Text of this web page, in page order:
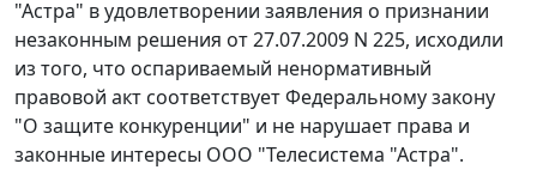
"Астра" в удовлетворении заявления о признании
незаконным решения от 27.07.2009 N 225, исходили
из того, что оспариваемый ненормативный
правовой акт соответствуетФедеральному закону
"О защите конкуренции" и не нарушает права и
законные интересы ООО "Телесистема "Астра".